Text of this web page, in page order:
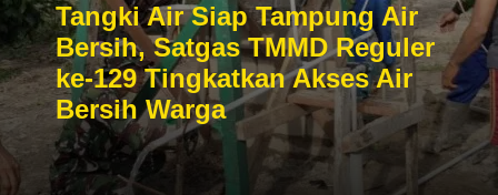
Tangki Air Siap Tampung Air
Bersih, Satgas TMMD Reguler
ke-129 Tingkatkan Akses Air
Bersih Warga